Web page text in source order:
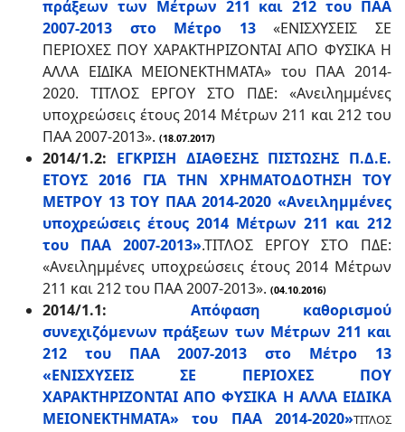
πράξεων των Μέτρων 211 και 212 του ΠΑΑ
2007-2013 στο Μέτρο 13«ΕΝΙΣΧΥΣΕΙΣ ΣΕ
ΠΕΡΙΟΧΕΣ ΠΟΥ ΧΑΡΑΚΤΗΡΙΖΟΝΤΑΙ ΑΠΟ ΦΥΣΙΚΑ Η
ΑΛΛΑ ΕΙΔΙΚΑ ΜΕΙΟΝΕΚΤΗΜΑΤΑ» του ΠΑΑ 2014-
2020. ΤΙΤΛΟΣ ΕΡΓΟΥ ΣΤΟ ΠΔΕ: «Ανειλημμένες
υποχρεώσεις έτους 2014 Μέτρων 211 και 212 του
ΠΑΑ 2007-2013». (18.07.2017)
2014/1.2: ΕΓΚΡΙΣΗ ΔΙΑΘΕΣΗΣ ΠΙΣΤΩΣΗΣ Π.Δ.Ε.
ΕΤΟΥΣ 2016 ΓΙΑ ΤΗΝ ΧΡΗΜΑΤΟΔΟΤΗΣΗ ΤΟΥ
ΜΕΤΡΟΥ 13 ΤΟΥ ΠΑΑ 2014-2020 «Ανειλημμένες
υποχρεώσεις έτους 2014 Μέτρων 211 και 212
του ΠΑΑ 2007-2013».ΤΙΤΛΟΣ ΕΡΓΟΥ ΣΤΟ ΠΔΕ:
«Ανειλημμένες υποχρεώσεις έτους 2014 Μέτρων
211 και 212 του ΠΑΑ 2007-2013». (04.10.2016)
2014/1.1:
Απόφαση καθορισμού
συνεχιζόμενων πράξεων των Μέτρων 211 και
212 του ΠΑΑ 2007-2013 στο Μέτρο 13
«ΕΝΙΣΧΥΣΕΙΣ ΣΕ ΠΕΡΙΟΧΕΣ ΠΟΥ
ΧΑΡΑΚΤΗΡΙΖΟΝΤΑΙ ΑΠΟ ΦΥΣΙΚΑ Η ΑΛΛΑ ΕΙΔΙΚΑ
ΜΕΙΟΝΕΚΤΗΜΑΤΑ» του ΠΑΑ 2014-2020»ΤΙΤΛΟΣ